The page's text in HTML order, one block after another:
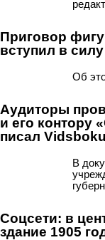
Приговор
вступил в силу
Об
Аудиторы
и его контору
писал Vidsboku
В
Соцсети: в
здание 1905